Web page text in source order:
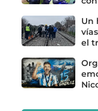
Un
el